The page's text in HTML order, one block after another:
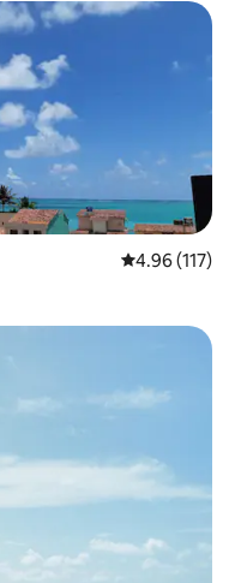
レビュー117
4.96 (117)